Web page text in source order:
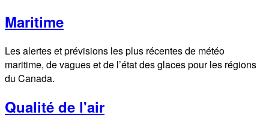
Maritime
Les alertes et prévisions les plus récentes de météo
maritime, de vagues et de l’état des glaces pour les régions
du Canada.
Qualité de l'air